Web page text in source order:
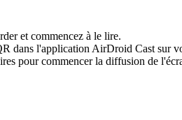
et commencez à le lire.
dans l'application AirDroid Cast sur
pour commencer la diffusion de